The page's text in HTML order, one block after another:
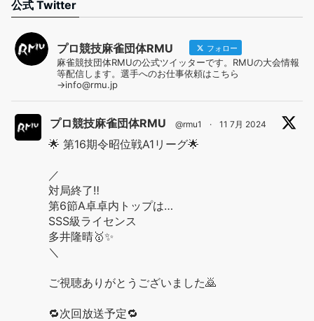
公式 Twitter
プロ競技麻雀団体RMU フォロー
麻雀競技団体RMUの公式ツイッターです。RMUの大会情報
等配信します。選手へのお仕事依頼はこちら
→info@rmu.jp
プロ競技麻雀団体RMU @rmu1 · 11 7月 2024
🌟 第16期令昭位戦A1リーグ🌟
／
対局終了‼️
第6節A卓卓内トップは…
SSS級ライセンス
多井隆晴🥇✨
＼
ご視聴ありがとうございました🙇
🔁次回放送予定🔁